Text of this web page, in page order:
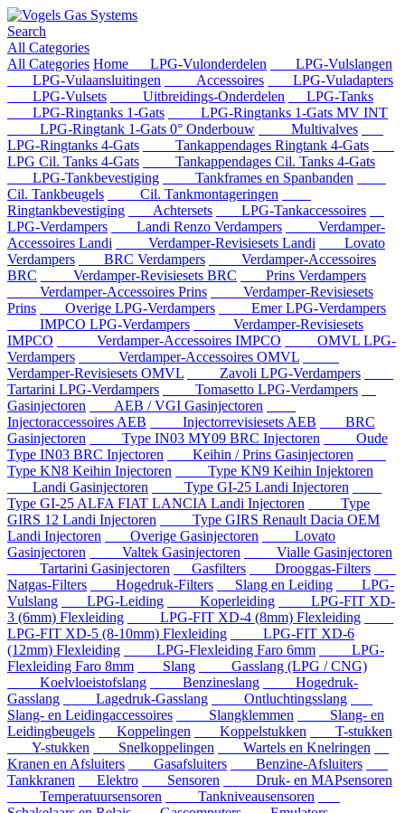
Search
All Categories
All Categories Home LPG-Vulonderdelen
LPG-Vulslangen
LPG-Vulaansluitingen
Accessoires
LPG-Vuladapters
LPG-Vulsets
Uitbreidings-Onderdelen
LPG-Tanks
LPG-Ringtanks 1-Gats
LPG-Ringtanks 1-Gats MV INT
LPG-Ringtank 1-Gats 0° Onderbouw
Multivalves
LPG-Ringtanks 4-Gats
Tankappendages Ringtank 4-Gats
LPG Cil. Tanks 4-Gats
Tankappendages Cil. Tanks 4-Gats
LPG-Tankbevestiging
Tankframes en Spanbanden
Cil. Tankbeugels
Cil. Tankmontageringen
Ringtankbevestiging
Achtersets
LPG-Tankaccessoires
LPG-Verdampers
Landi Renzo Verdampers
Verdamper-
Accessoires Landi
Verdamper-Revisiesets Landi
Lovato
Verdampers
BRC Verdampers
Verdamper-Accessoires
BRC
Verdamper-Revisiesets BRC
Prins Verdampers
Verdamper-Accessoires Prins
Verdamper-Revisiesets
Prins
Overige LPG-Verdampers
Emer LPG-Verdampers
IMPCO LPG-Verdampers
Verdamper-Revisiesets
IMPCO
Verdamper-Accessoires IMPCO
OMVL LPG-
Verdampers
Verdamper-Accessoires OMVL
Verdamper-Revisiesets OMVL
Zavoli LPG-Verdampers
Tartarini LPG-Verdampers
Tomasetto LPG-Verdampers
Gasinjectoren
AEB / VGI Gasinjectoren
Injectoraccessoires AEB
Injectorrevisiesets AEB
BRC
Gasinjectoren
Type IN03 MY09 BRC Injectoren
Oude
Type IN03 BRC Injectoren
Keihin / Prins Gasinjectoren
Type KN8 Keihin Injectoren
Type KN9 Keihin Injektoren
Landi Gasinjectoren
Type GI-25 Landi Injectoren
Type GI-25 ALFA FIAT LANCIA Landi Injectoren
Type
GIRS 12 Landi Injectoren
Type GIRS Renault Dacia OEM
Landi Injectoren
Overige Gasinjectoren
Lovato
Gasinjectoren
Valtek Gasinjectoren
Vialle Gasinjectoren
Tartarini Gasinjectoren
Gasfilters
Drooggas-Filters
Natgas-Filters
Hogedruk-Filters Slang en Leiding
LPG-
Vulslang
LPG-Leiding Koperleiding
LPG-FIT XD-
3 (6mm) Flexleiding
LPG-FIT XD-4 (8mm) Flexleiding
LPG-FIT XD-5 (8-10mm) Flexleiding
LPG-FIT XD-6
(12mm) Flexleiding
LPG-Flexleiding Faro 6mm
LPG-
Flexleiding Faro 8mm
Slang
Gasslang (LPG / CNG)
Koelvloeistofslang
Benzineslang
Hogedruk-
Gasslang
Lagedruk-Gasslang
Ontluchtingsslang
Slang- en Leidingaccessoires
Slangklemmen
Slang- en
Leidingbeugels
Koppelingen Koppelstukken
T-stukken
Y-stukken
Snelkoppelingen
Wartels en Knelringen
Kranen en Afsluiters
Gasafsluiters
Benzine-Afsluiters
Tankkranen
Elektro Sensoren
Druk- en MAPsensoren
Temperatuursensoren
Tankniveausensoren